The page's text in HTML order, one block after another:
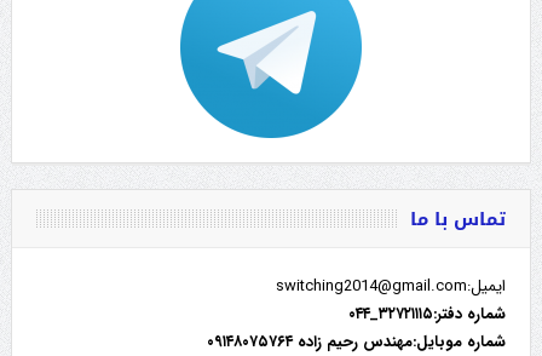
تماس با ما
ایمیل:switching2014@gmail.com
شماره دفتر:۳۲۷۲۱۱۱۵_۰۴۴
شماره موبایل:مهندس رحیم زاده ۰۹۱۴۸۰۷۵۷۶۴